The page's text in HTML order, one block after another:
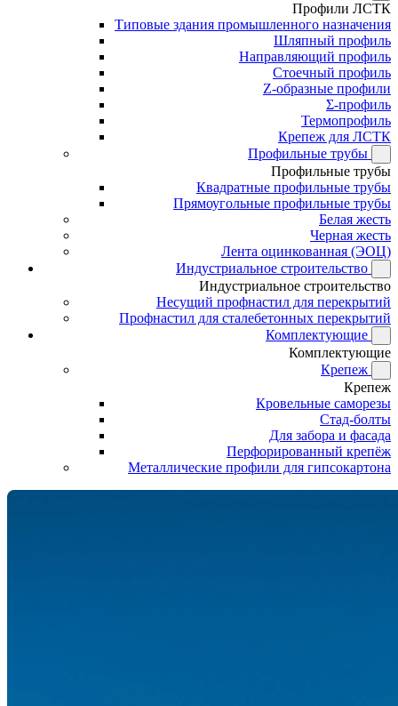
Профили ЛСТК
Типовые здания промышленного назначения
Шляпный профиль
Направляющий профиль
Стоечный профиль
Z-образные профили
Σ-профиль
Термопрофиль
Крепеж для ЛСТК
Профильные трубы
Профильные трубы
Квадратные профильные трубы
Прямоугольные профильные трубы
Белая жесть
Черная жесть
Лента оцинкованная (ЭОЦ)
Индустриальное строительство
Индустриальное строительство
Несущий профнастил для перекрытий
Профнастил для сталебетонных перекрытий
Комплектующие
Комплектующие
Крепеж
Крепеж
Кровельные саморезы
Стад-болты
Для забора и фасада
Перфорированный крепёж
Металлические профили для гипсокартона